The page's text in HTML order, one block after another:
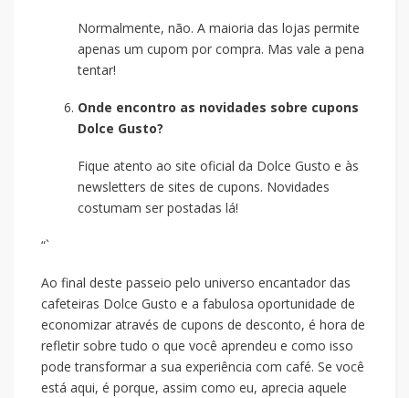
Normalmente, não. A maioria das lojas permite
apenas um cupom por compra. Mas vale a pena
tentar!
Onde encontro as novidades sobre cupons
Dolce Gusto?
Fique atento ao site oficial da Dolce Gusto e às
newsletters de sites de cupons. Novidades
costumam ser postadas lá!
“`
Ao final deste passeio pelo universo encantador das
cafeteiras Dolce Gusto e a fabulosa oportunidade de
economizar através de cupons de desconto, é hora de
refletir sobre tudo o que você aprendeu e como isso
pode transformar a sua experiência com café. Se você
está aqui, é porque, assim como eu, aprecia aquele